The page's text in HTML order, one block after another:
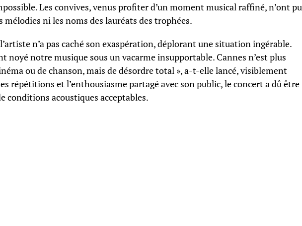
Les convives, venus profiter d’un moment musical raffiné, n’ont pu
mélodies ni les noms des lauréats des trophées.
n’a pas caché son exaspération, déplorant une situation ingérable.
noyé notre musique sous un vacarme insupportable. Cannes n’est plus
ou de chanson, mais de désordre total », a-t-elle lancé, visiblement
répétitions et l’enthousiasme partagé avec son public, le concert a dû être
conditions acoustiques acceptables.